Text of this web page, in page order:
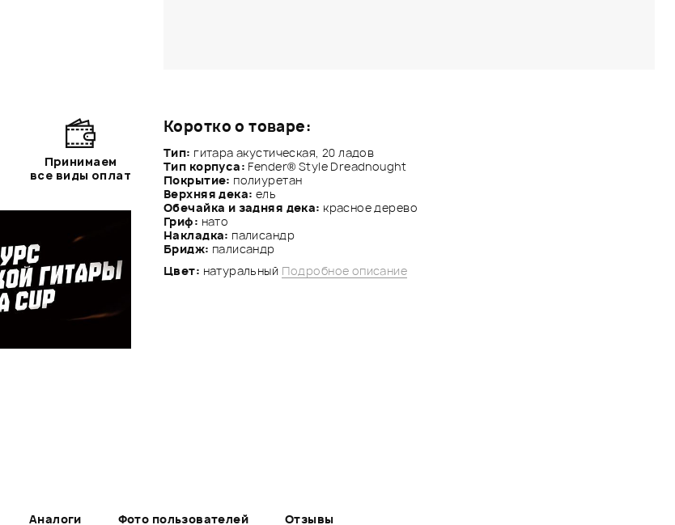
Коротко о товаре:
Тип: гитара акустическая, 20 ладов
Тип корпуса: Fender® Style Dreadnought
Покрытие: полиуретан
Верхняя дека: ель
Обечайка и задняя дека: красное дерево
Гриф: нато
Накладка: палисандр
Бридж: палисандр
Цвет: натуральный Подробное описание
Принимаем
все виды оплат
Аналоги Фото пользователей Отзывы